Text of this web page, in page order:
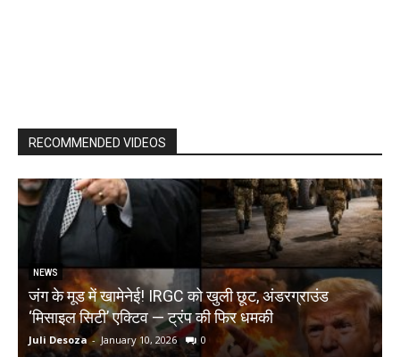
RECOMMENDED VIDEOS
NEWS
जंग के मूड में खामेनेई! IRGC को खुली छूट, अंडरग्राउंड
‘मिसाइल सिटी’ एक्टिव — ट्रंप की फिर धमकी
Juli Desoza - January 10, 2026 0